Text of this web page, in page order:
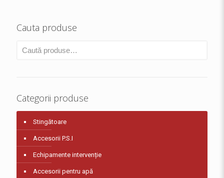
Cauta produse
Categorii produse
Stingătoare
Accesorii P.S.I
Echipamente intervenție
Accesorii pentru apă